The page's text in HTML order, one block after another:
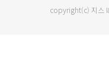
copyright(c) 지스